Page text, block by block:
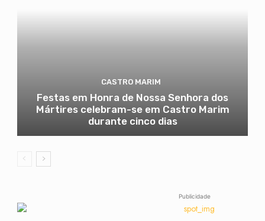
CASTRO MARIM
Festas em Honra de Nossa Senhora dos
Mártires celebram-se em Castro Marim
durante cinco dias
Publicidade